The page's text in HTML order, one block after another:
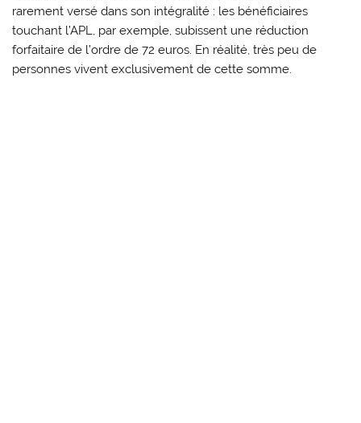
rarement versé dans son intégralité : les bénéficiaires
touchant l’APL, par exemple, subissent une réduction
forfaitaire de l’ordre de 72 euros. En réalité, très peu de
personnes vivent exclusivement de cette somme.